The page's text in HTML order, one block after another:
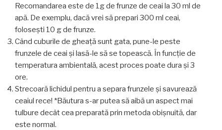
Recomandarea este de 1g de frunze de ceai la 30 ml de
apă. De exemplu, dacă vrei să prepari 300 ml ceai,
folosești 10 g de frunze.
Când cuburile de gheață sunt gata, pune-le peste
frunzele de ceai și lasă-le să se topească. În funcție de
temperatura ambientală, acest proces poate dura și 3
ore.
Strecoară lichidul pentru a separa frunzele și savurează
ceaiul rece! *Băutura s-ar putea să aibă un aspect mai
tulbure decât cea preparată prin metoda obișnuită, dar
este normal.